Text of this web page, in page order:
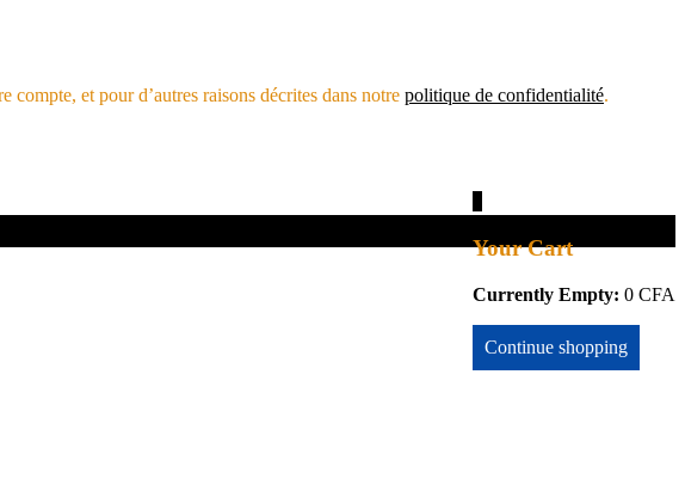
compte, et pour d’autres raisons décrites dans notre politique de confidentialité.
Your Cart
Currently Empty: 0 CFA
Continue shopping